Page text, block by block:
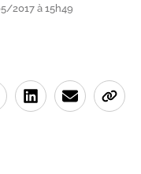
2017 à 15h49